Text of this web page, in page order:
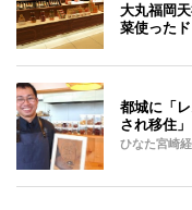
大丸福岡
菜使った
都城に「
され移住」
ひなた宮崎